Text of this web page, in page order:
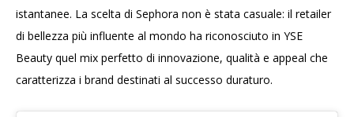
istantanee. La scelta di Sephora non è stata casuale: il retailer
di bellezza più influente al mondo ha riconosciuto in YSE
Beauty quel mix perfetto di innovazione, qualità e appeal che
caratterizza i brand destinati al successo duraturo.